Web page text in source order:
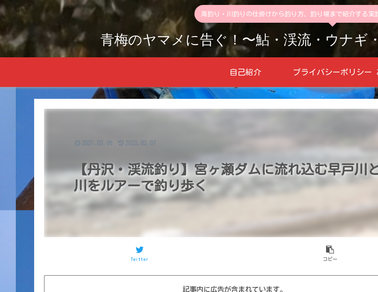
海釣り・川釣りの仕掛けから釣り方、釣り場まで紹介する実
青梅のヤマメに告ぐ！〜鮎・渓流・ウナギ
自己紹介 プライバシーポリシー
【丹沢・渓流釣り】宮ヶ瀬ダムに流れ込む早戸川
川をルアーで釣り歩く
Twitter コピー
2021.03.06 2023.02.07
記事内に広告が含まれています。